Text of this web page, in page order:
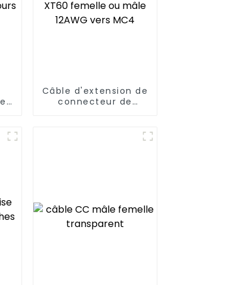
Câble d'extension de
connecteur de